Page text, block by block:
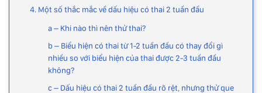
4. Một số thắc mắc về dấu hiệu có thai 2 tuần đầu
a – Khi nào thì nên thử thai?
b – Biểu hiện có thai từ 1-2 tuần đầu có thay đổi gì
nhiều so với biểu hiện của thai được 2-3 tuần đầu
không?
c – Dấu hiệu có thai 2 tuần đầu rõ rệt, nhưng thử que